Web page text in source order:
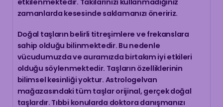
zamanlarda kesesinde saklamanızı öneririz.
Doğal taşların belirli titreşimlere ve frekanslara
sahip olduğu bilinmektedir. Bu nedenle
vücudumuzda ve auramızda birtakım iyi etkileri
olduğu söylenmektedir. Taşların özelliklerinin
bilimsel kesinliği yoktur. Astrologelvan
mağazasındaki tüm taşlar orijinal, gerçek doğal
taşlardır. Tıbbi konularda doktora danışmanızı